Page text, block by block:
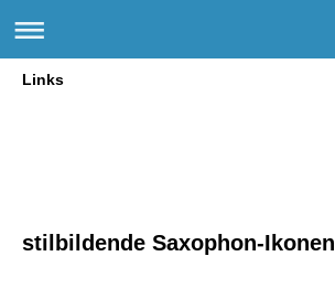
Links
stilbildende Saxophon-Ikonen